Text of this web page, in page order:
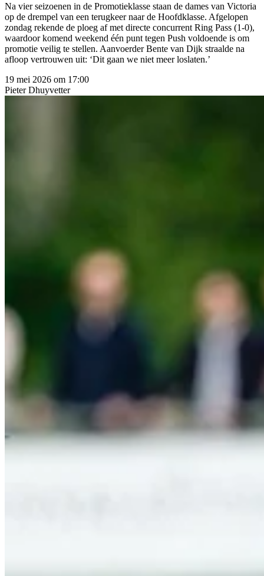
Na vier seizoenen in de Promotieklasse staan de dames van Victoria
op de drempel van een terugkeer naar de Hoofdklasse. Afgelopen
zondag rekende de ploeg af met directe concurrent Ring Pass (1-0),
waardoor komend weekend één punt tegen Push voldoende is om
promotie veilig te stellen. Aanvoerder Bente van Dijk straalde na
afloop vertrouwen uit: ‘Dit gaan we niet meer loslaten.’
19 mei 2026 om 17:00
PieterDhuyvetter